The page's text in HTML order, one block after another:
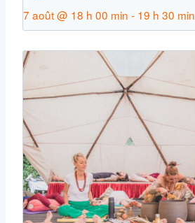
7 août @ 18 h 00 min - 19 h 30 min